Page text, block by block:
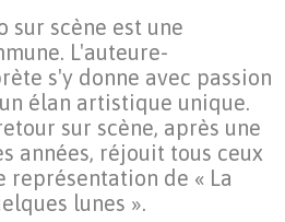
sur scène est une
L'auteure-
s'y donne avec passion
élan artistique unique.
sur scène, après une
années, réjouit tous ceux
représentation de « La
lunes ».